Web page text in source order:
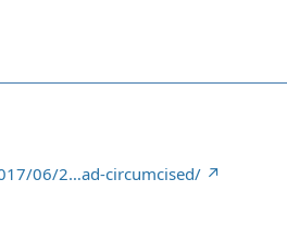
06/2…ad-circumcised/